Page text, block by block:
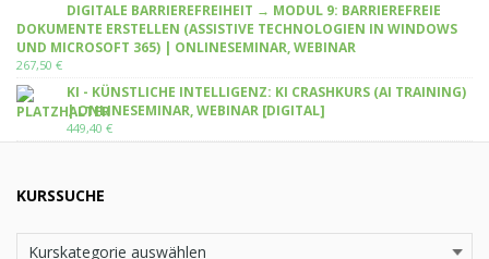
DIGITALE BARRIEREFREIHEIT → MODUL 9: BARRIEREFREIE
DOKUMENTE ERSTELLEN (ASSISTIVE TECHNOLOGIEN IN WINDOWS
UND MICROSOFT 365) | ONLINESEMINAR, WEBINAR
267,50 €
KI - KÜNSTLICHE INTELLIGENZ: KI CRASHKURS (AI TRAINING)
| ONLINESEMINAR, WEBINAR [DIGITAL]
449,40 €
KURSSUCHE